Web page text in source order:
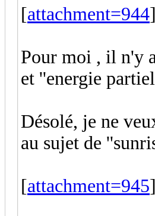
[attachment=944]
Pour moi , il n'y
et ''energie
Désolé, je ne
au sujet de
[attachment=945]